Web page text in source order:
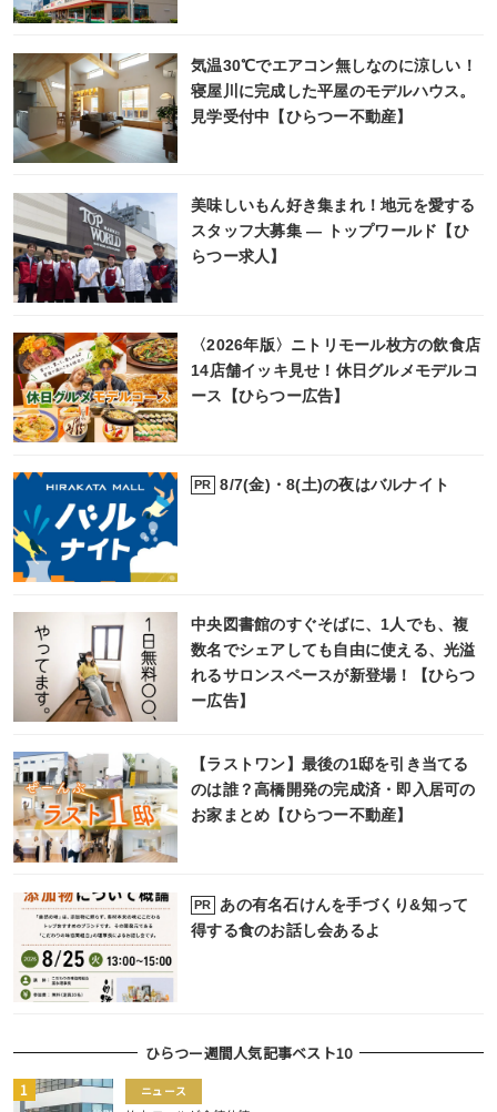
気温30℃でエアコン無しなのに涼しい！
寝屋川に完成した平屋のモデルハウス。
見学受付中【ひらつー不動産】
美味しいもん好き集まれ！地元を愛する
スタッフ大募集 ― トップワールド【ひ
らつー求人】
〈2026年版〉ニトリモール枚方の飲食店
14店舗イッキ見せ！休日グルメモデルコ
ース【ひらつー広告】
PR 8/7(金)・8(土)の夜はバルナイト
中央図書館のすぐそばに、1人でも、複
数名でシェアしても自由に使える、光溢
れるサロンスペースが新登場！【ひらつ
ー広告】
【ラストワン】最後の1邸を引き当てる
のは誰？高橋開発の完成済・即入居可の
お家まとめ【ひらつー不動産】
PR
あの有名石けんを手づくり&知って
得する食のお話し会あるよ
ひらつー週間人気記事ベスト10
ニュース